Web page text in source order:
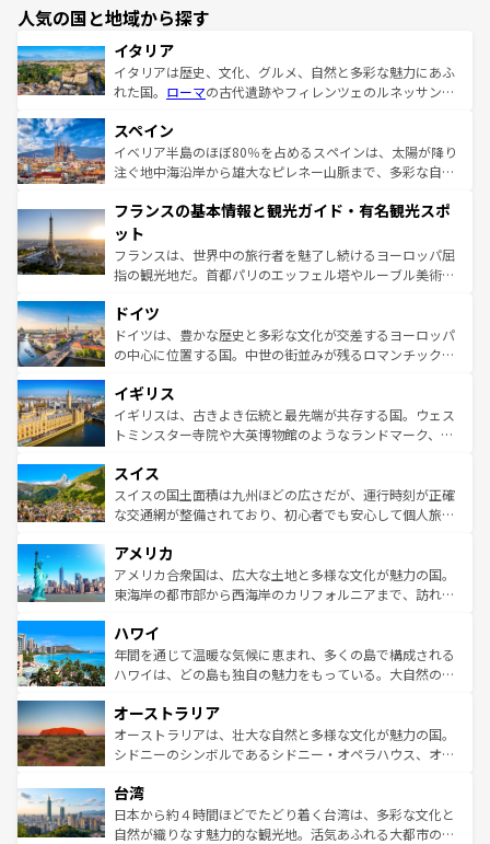
人気の国と地域から探す
イタリア
イタリアは歴史、文化、グルメ、自然と多彩な魅力にあふ
れた国。 ローマの古代遺跡やフィレンツェのルネッサンス
ろん、トスカーナの美しい田園風景やアマルフィ海岸の絶
景など、自然景観も見逃せない。観光の合間には、本場の
ピザやパスタなど、絶品のイタリア料理を堪能することも
ませてくれるイタリアで、忘れられない旅をしてみよう！
なお、新着のイタリア情報は
しい。
スペイン
イベリア半島のほぼ80％を占めるスペインは、太陽が降り
注ぐ地中海沿岸から雄大なピレネー山脈まで、多彩な自然
文化が根付くこの国では、情熱的なフラメンコ、熱気あふ
れる闘牛、そして美味しいタパスが生活の一部となってい
る。首都マドリードの洗練された雰囲気や、バルセロナの
アートに溢れた街角から、地方では古代ローマ遺跡や中世
せる。地方によって風土や気候が異なるスペインはその個
性で訪れる人を魅了する。 なお、新着のスペイン情報は コ
ンテンツ一覧を参照してほしい。
フランスの基本情報と観光ガイド・有名観光スポ
ット
フランスは、世界中の旅行者を魅了し続けるヨーロッパ屈
指の観光地だ。首都パリのエッフェル塔やルーブル美術館
で、幅広い魅力が詰まっている。華麗な宮殿、歴史的な大
聖堂、美しいビーチ、そして豊かな自然が、訪れる者を心
から魅了する。また、フランスは美食の国としても知ら
いる。シャンパンの発祥地であるランス、プロヴァンスの
香り高いラベンダー畑など、多彩な楽しみ方が可能だ。さ
らに、パリ以外の地域にも魅力が溢れており、どの街角に
れる地方に足を運ぶとそれぞれで全く異なる文化を体験で
きるだろう。 なお、新着のフランス情報はコンテンツ一覧
を参照してほしい。
ドイツ
ドイツは、豊かな歴史と多彩な文化が交差するヨーロッパ
の中心に位置する国。中世の街並みが残るロマンチック街
顔を持つこの国は、どこを歩いても飽きることがない。ベ
ルリンの文化的活気、バイエルン州のアルプスの絶景、そ
してライン川沿いのワイン畑といった風景は必見。ビール
は、お酒好きな人にはぜひ体験してほしい。 なお、新着の
ドイツ情報はコンテンツ一覧を参照してほしい。
イギリス
イギリスは、古きよき伝統と最先端が共存する国。ウェス
トミンスター寺院や大英博物館のようなランドマーク、歴
リアごとに異なる魅力がある。また、優雅なアフタヌーン
ティー、ビール好きにはたまらない英国パブ、サッカー観
戦など、本場だからこそできる体験も豊富。イギリスを旅
ンツ一覧を参照してほしい。
スイス
スイスの国土面積は九州ほどの広さだが、運行時刻が正確
な交通網が整備されており、初心者でも安心して個人旅行
の建物がそのまま残る町や、スイスならではのユニークな
博物館もあり、アルプス観光だけでなく町歩きも満喫する
ことができる。国民の所得が高いため物価も高いが、旅行
ば市内交通費無料で観光を楽しむこともできる。 なお、新
着のスイス情報はコンテンツ一覧 を参照してほしい。
アメリカ
アメリカ合衆国は、広大な土地と多様な文化が魅力の国。
東海岸の都市部から西海岸のカリフォルニアまで、訪れる
のような巨大都市は、観光、ショッピング、エンターテイ
ンメントが詰まった刺激的なスポットだ。一方、アメリカ
西部には大自然が広がり、グランドキャニオンやイエロー
部のニューオーリンズでは、音楽と美食が融合した独特の
文化が魅力。旅行者はアメリカの各地域で異なる魅力を楽
しみながら、その多様性と豊かな歴史を感じることができ
ならではの贅沢な旅のスタイルだ。 なお、新着のアメリカ
情報はコンテンツ一覧を参照してほしい。
ハワイ
年間を通じて温暖な気候に恵まれ、多くの島で構成される
ハワイは、どの島も独自の魅力をもっている。大自然の神
ワイ島は見逃せない。また、定番の観光地といえばオアフ
島だが、静かな自然を求めるならマウイ島やカウアイ島が
おすすめ。エメラルドグリーンに輝く海をはじめ、豊かな
れるおもてなしの心で訪れる人々を迎えてくれるハワイの
人々、おいしいローカルフードやハワイアンミュージッ
ク、伝統的なフラダンスなど、すべてがハワイの魅力を彩
オーストラリア
オーストラリアは、壮大な自然と多様な文化が魅力の国。
シドニーのシンボルであるシドニー・オペラハウス、オー
リアリーフや大陸中央部にそびえるウルル（エアーズロッ
ク）、タスマニアの美しい原生林やケアンズの熱帯雨林な
ど、見どころがたくさん。また、カフェやワイン、オージ
台湾
日本から約４時間ほどでたどり着く台湾は、多彩な文化と
自然が織りなす魅力的な観光地。活気あふれる大都市の台